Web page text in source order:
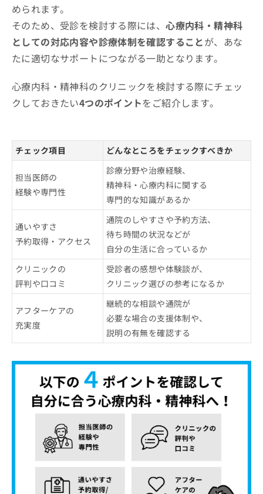
められます。
そのため、受診を検討する際には、心療内科・精神科
としての対応内容や診療体制を確認することが、あな
たに適切なサポートにつながる一助となります。
心療内科・精神科のクリニックを検討する際にチェッ
クしておきたい4つのポイントをご紹介します。
チェック項目 どんなところをチェックすべきか
担当医師の
経験や専門性
診療分野や治療経験、
精神科・心療内科に関する
専門的な知識があるか
通いやすさ
予約取得・アクセス
通院のしやすさや予約方法、
待ち時間の状況などが
自分の生活に合っているか
クリニックの
評判や口コミ
受診者の感想や体験談が、
クリニック選びの参考になるか
アフターケアの
充実度
継続的な相談や通院が
必要な場合の支援体制や、
説明の有無を確認する